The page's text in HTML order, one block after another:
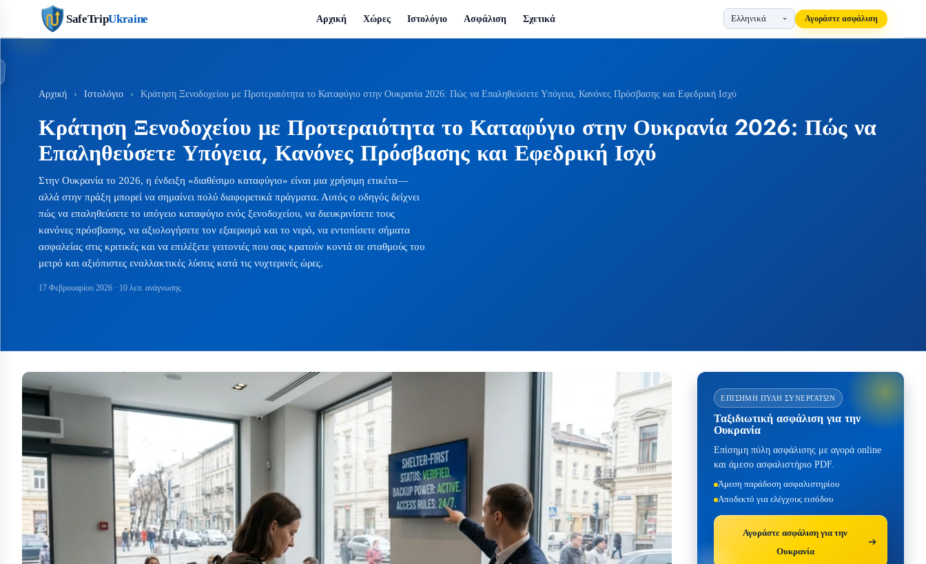
SafeTripUkraine Αρχική Χώρες Ιστολόγιο Ασφάλιση Σχετικά Αγοράστε ασφάλιση
Αρχική › Ιστολόγιο › Κράτηση Ξενοδοχείου με Προτεραιότητα το Καταφύγιο στην Ουκρανία 2026: Πώς να Επαληθεύσετε Υπόγεια, Κανόνες Πρόσβασης και Εφεδρική Ισχύ
Κράτηση Ξενοδοχείου με Προτεραιότητα το Καταφύγιο στην Ουκρανία 2026: Πώς να
Επαληθεύσετε Υπόγεια, Κανόνες Πρόσβασης και Εφεδρική Ισχύ
Στην Ουκρανία το 2026, η ένδειξη «διαθέσιμο καταφύγιο» είναι μια χρήσιμη ετικέτα—
αλλά στην πράξη μπορεί να σημαίνει πολύ διαφορετικά πράγματα. Αυτός ο οδηγός δείχνει
πώς να επαληθεύσετε το υπόγειο καταφύγιο ενός ξενοδοχείου, να διευκρινίσετε τους
κανόνες πρόσβασης, να αξιολογήσετε τον εξαερισμό και το νερό, να εντοπίσετε σήματα
ασφαλείας στις κριτικές και να επιλέξετε γειτονιές που σας κρατούν κοντά σε σταθμούς του
μετρό και αξιόπιστες εναλλακτικές λύσεις κατά τις νυχτερινές ώρες.
17 Φεβρουαρίου 2026 · 10 λεπ. ανάγνωσης
ΕΠΊΣΗΜΗ ΠΎΛΗ ΣΥΝΕΡΓΑΤΏΝ
Ταξιδιωτική ασφάλιση για την
Ουκρανία
Επίσημη πύλη ασφάλισης με αγορά online
και άμεσο ασφαλιστήριο PDF.
Άμεση παράδοση ασφαλιστηρίου
Αποδεκτό για ελέγχους εισόδου
Αγοράστε ασφάλιση για την
Ουκρανία